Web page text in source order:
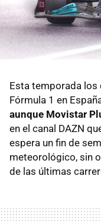
Esta temporada los
Fórmula 1 en
aunque Movistar
en el canal DAZN
espera un fin de
meteorológico, sin
de las últimas